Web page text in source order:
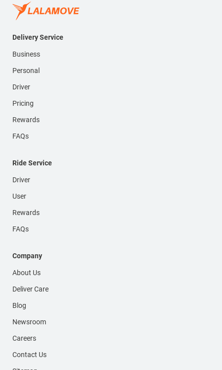
Delivery Service
Business
Personal
Driver
Pricing
Rewards
FAQs
Ride Service
Driver
User
Rewards
FAQs
Company
About Us
Deliver Care
Blog
Newsroom
Careers
Contact Us